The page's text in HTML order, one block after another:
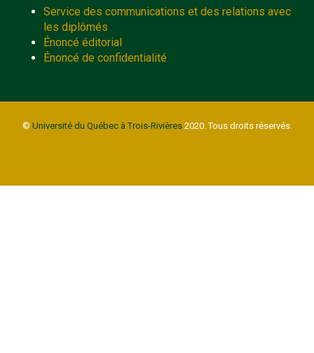
Service des communications et des relations avec
les diplômés
Énoncé éditorial
Énoncé de confidentialité
© Université du Québec à Trois-Rivières2020. Tous droits réservés.